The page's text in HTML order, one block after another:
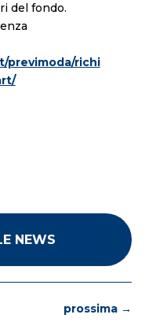
del fondo.
previmoda/richi
NEWS
prossima →